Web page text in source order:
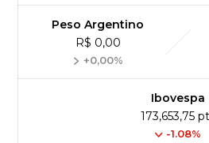
Peso Argentino
R$ 0,00
+0,00%
Ibovespa
173,653,75
-1.08%